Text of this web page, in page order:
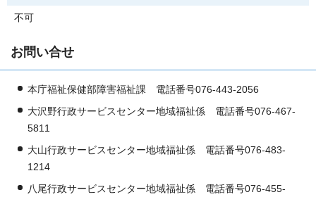
不可
お問い合せ
本庁福祉保健部障害福祉課 電話番号076-443-2056
大沢野行政サービスセンター地域福祉係 電話番号076-467-
5811
大山行政サービスセンター地域福祉係 電話番号076-483-
1214
八尾行政サービスセンター地域福祉係 電話番号076-455-